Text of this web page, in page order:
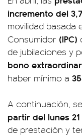
incremento del
movilidad basada
Consumidor (IPC)
de jubilaciones y
bono
haber mínimo a
A continuación,
partir del lunes
de prestación y